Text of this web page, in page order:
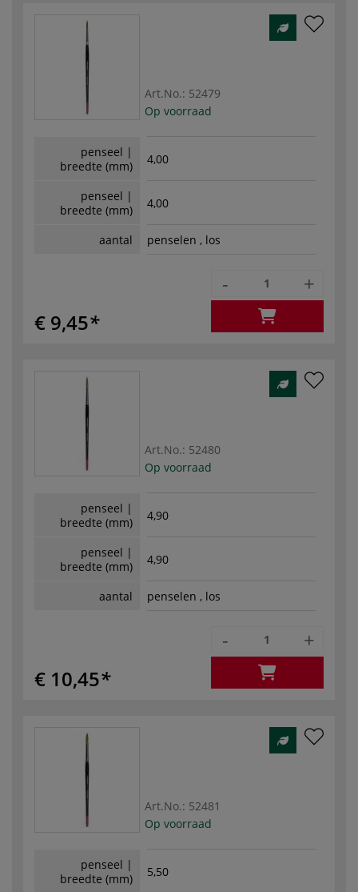
Art.No.: 52479
Op voorraad
penseel |
breedte (mm)
4,00
penseel |
breedte (mm)
4,00
aantal penselen , los
€ 9,45
- +
Art.No.: 52480
Op voorraad
penseel |
breedte (mm)
4,90
penseel |
breedte (mm)
4,90
aantal penselen , los
€ 10,45
- +
Art.No.: 52481
Op voorraad
penseel |
breedte (mm)
5,50